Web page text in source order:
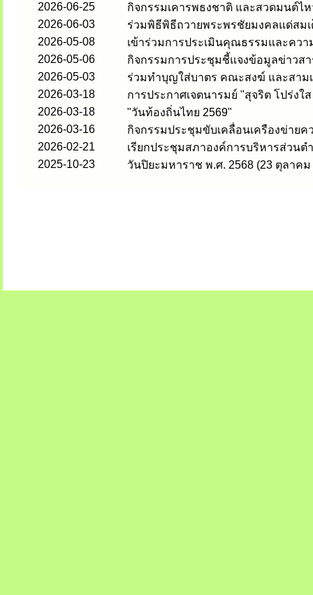
2026-06-25
กิจกรรมเคารพธงชาติ และสวดมนต์ไ
2026-06-03
ร่วมพิธีพิธีถวายพระพรชัยมงคลแด่สม
2026-05-08
เข้าร่วมการประเมินคุณธรรมและควา
2026-05-06
กิจกรรมการประชุมชี้แจงข้อมูลข่าวส
2026-05-03
ร่วมทำบุญใส่บาตร คณะสงฆ์ และสา
2026-03-18
การประกาศเจตนารมย์ "สุจริต โปร่ง
2026-03-18
"วันท้องถิ่นไทย 2569"
2026-03-16
กิจกรรมประชุมขับเคลื่อนเครืองข่าย
2026-02-21
เรียกประชุมสภาองค์การบริหารส่วนต
2025-10-23
วันปิยะมหาราช พ.ศ. 2568 (23 ตุลาคม